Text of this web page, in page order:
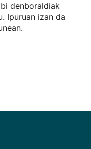
denboraldiak
Ipuruan izan da